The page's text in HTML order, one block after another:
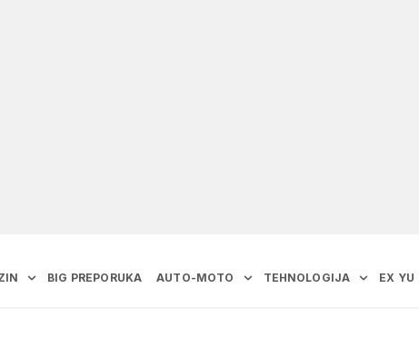
BIG PREPORUKA AUTO-MOTO TEHNOLOGIJA EX YU